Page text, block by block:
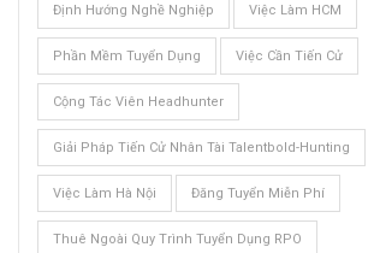
Định Hướng Nghề Nghiệp Việc Làm HCM
Phần Mềm Tuyển Dụng Việc Cần Tiến Cử
Cộng Tác Viên Headhunter
Giải Pháp Tiến Cử Nhân Tài Talentbold-Hunting
Việc Làm Hà Nội Đăng Tuyển Miễn Phí
Thuê Ngoài Quy Trình Tuyển Dụng RPO